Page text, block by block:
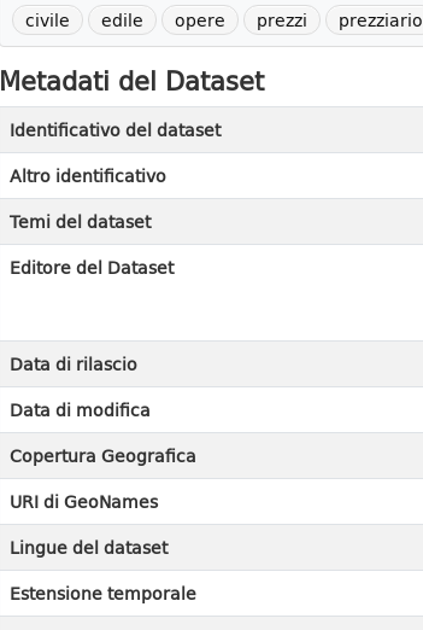
civile edile opere prezzi prezziario
Metadati del Dataset
Identificativo del dataset
Altro identificativo
Temi del dataset
Editore del Dataset
Data di rilascio
Data di modifica
Copertura Geografica
URI di GeoNames
Lingue del dataset
Estensione temporale